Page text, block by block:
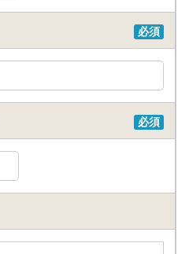
必須
必須